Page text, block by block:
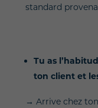
standard
Tu as
ton client et
→ Arrive chez